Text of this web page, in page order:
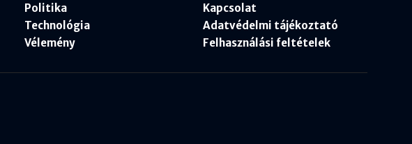
Politika
Technológia
Vélemény
Kapcsolat
Adatvédelmi tájékoztató
Felhasználási feltételek